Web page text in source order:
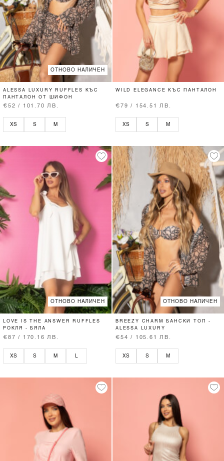
ОТНОВО НАЛИЧЕН
ALESSA LUXURY RUFFLES КЪС
ПАНТАЛОН ОТ ШИФОН
€52 / 101.70 ЛВ.
XS S M
WILD ELEGANCE КЪС ПАНТАЛОН
€79 / 154.51 ЛВ.
XS S M
ОТНОВО НАЛИЧЕН
LOVE IS THE ANSWER RUFFLES
РОКЛЯ - БЯЛА
€87 / 170.16 ЛВ.
XS S M
ОТНОВО НАЛИЧЕН
BREEZY CHARM БАНСКИ ТОП -
ALESSA LUXURY
€54 / 105.61 ЛВ.
XS S M